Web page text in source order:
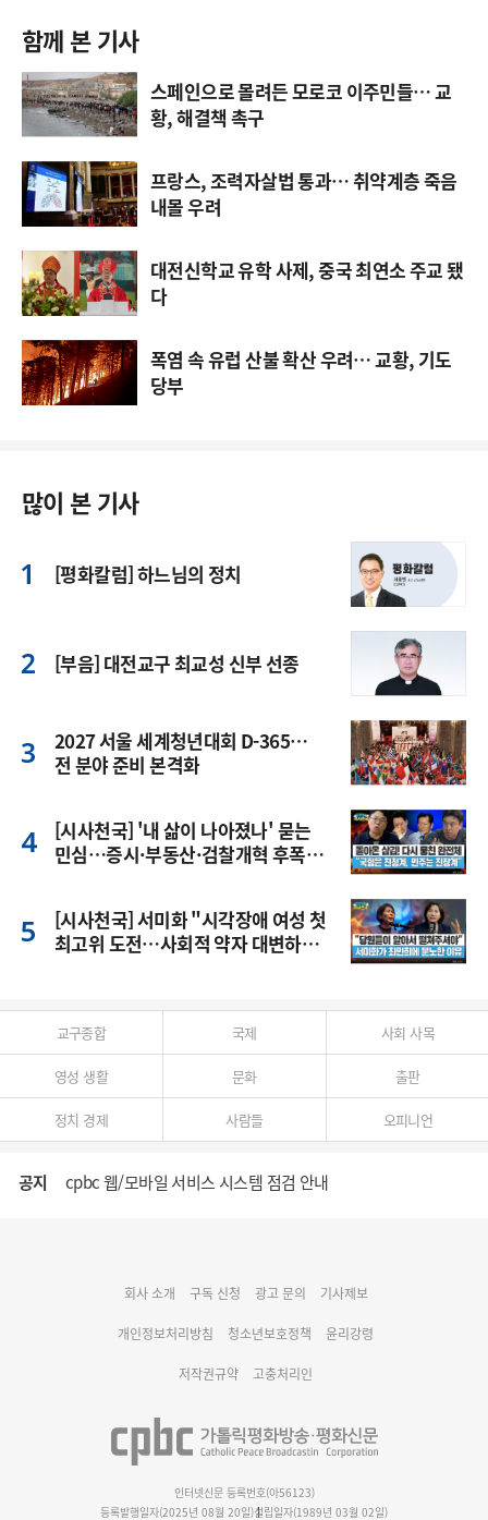
함께 본 기사
스페인으로 몰려든 모로코 이주민들… 교
황, 해결책 촉구
프랑스, 조력자살법 통과… 취약계층 죽음
내몰 우려
대전신학교 유학 사제, 중국 최연소 주교 됐
다
폭염 속 유럽 산불 확산 우려… 교황, 기도
당부
많이 본 기사
[평화칼럼] 하느님의 정치
[부음] 대전교구 최교성 신부 선종
2027 서울 세계청년대회 D-365…
전 분야 준비 본격화
[시사천국] '내 삶이 나아졌나' 묻는
민심…증시·부동산·검찰개혁 후폭
[시사천국] 서미화 "시각장애 여성 첫
최고위 도전…사회적 약자 대변하겠
교구종합 국제 사회 사목
영성 생활 문화 출판
정치 경제 사람들 오피니언
공지 cpbc 웹/모바일 서비스 시스템 점검 안내
명동 미디어큐브 & 1898 미디어월 공모전 수상작 발표
회사 소개 구독 신청 광고 문의 기사제보
개인정보처리방침 청소년보호정책 윤리강령
저작권규약 고충처리인
인터넷신문 등록번호(아56123)
등록발행일자(2025년 08월 20일)설립일자(1989년 03월 02일)